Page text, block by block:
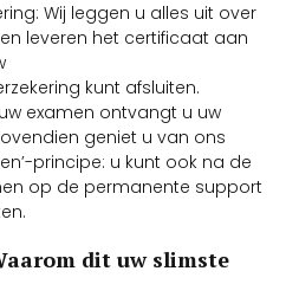
Wij leggen u alles uit over
leveren het certificaat aan
kunt afsluiten.
examen ontvangt u uw
geniet u van ons
principe: u kunt ook na de
op de permanente support
dit uw slimste